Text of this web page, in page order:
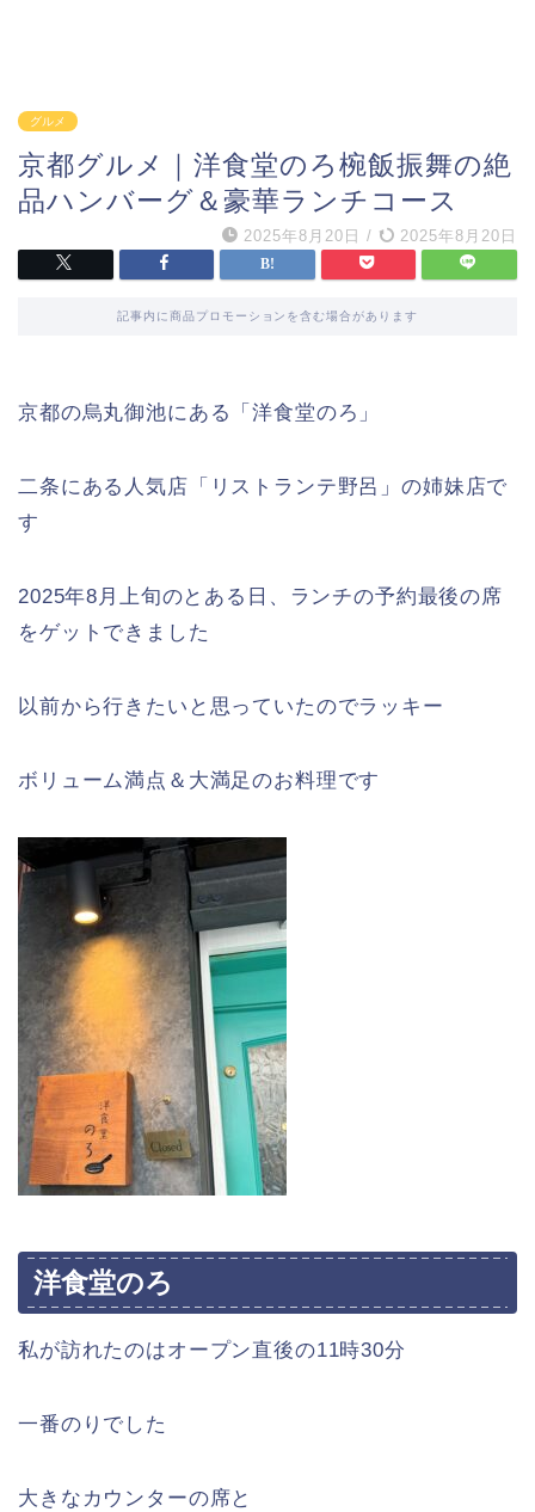
グルメ
京都グルメ｜洋食堂のろ椀飯振舞の絶
品ハンバーグ＆豪華ランチコース
2025年8月20日 / 2025年8月20日
記事内に商品プロモーションを含む場合があります
京都の烏丸御池にある「洋食堂のろ」
二条にある人気店「リストランテ野呂」の姉妹店で
す
2025年8月上旬のとある日、ランチの予約最後の席
をゲットできました
以前から行きたいと思っていたのでラッキー
ボリューム満点＆大満足のお料理です
洋食堂のろ
私が訪れたのはオープン直後の11時30分
一番のりでした
大きなカウンターの席と